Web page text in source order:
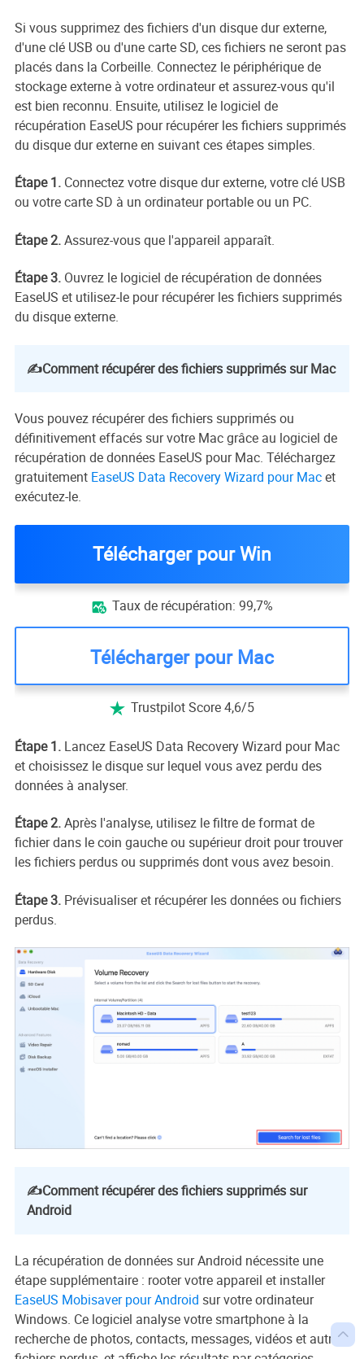

Si vous supprimez des fichiers d'un disque dur externe,
d'une clé USB ou d'une carte SD, ces fichiers ne seront pas
placés dans la Corbeille. Connectez le périphérique de
stockage externe à votre ordinateur et assurez-vous qu'il
est bien reconnu. Ensuite, utilisez le logiciel de
récupération EaseUS pour récupérer les fichiers supprimés
du disque dur externe en suivant ces étapes simples.
Étape 1.Connectez votre disque dur externe, votre clé USB
ou votre carte SD à un ordinateur portable ou un PC.
Étape 2.Assurez-vous que l'appareil apparaît.
Étape 3.Ouvrez le logiciel de récupération de données
EaseUS et utilisez-le pour récupérer les fichiers supprimés
du disque externe.
✍️Comment récupérer des fichiers supprimés sur Mac
Vous pouvez récupérer des fichiers supprimés ou
définitivement effacés sur votre Mac grâce au logiciel de
récupération de données EaseUS pour Mac. Téléchargez
gratuitement EaseUS Data Recovery Wizard pour Macet
exécutez-le.
Télécharger pour Win
 Taux de récupération: 99,7%
Télécharger pour Mac
 Trustpilot Score 4,6/5
Étape 1.Lancez EaseUS Data Recovery Wizard pour Mac
et choisissez le disque sur lequel vous avez perdu des
données à analyser.
Étape 2.Après l'analyse, utilisez le filtre de format de
fichier dans le coin gauche ou supérieur droit pour trouver
les fichiers perdus ou supprimés dont vous avez besoin.
Étape 3.Prévisualiser et récupérer les données ou fichiers
perdus.
✍️Comment récupérer des fichiers supprimés sur
Android
La récupération de données sur Android nécessite une
étape supplémentaire : rooter votre appareil et installer
EaseUS Mobisaver pour Android sur votre ordinateur
Windows. Ce logiciel analyse votre smartphone à la
recherche de photos, contacts, messages, vidéos et autres